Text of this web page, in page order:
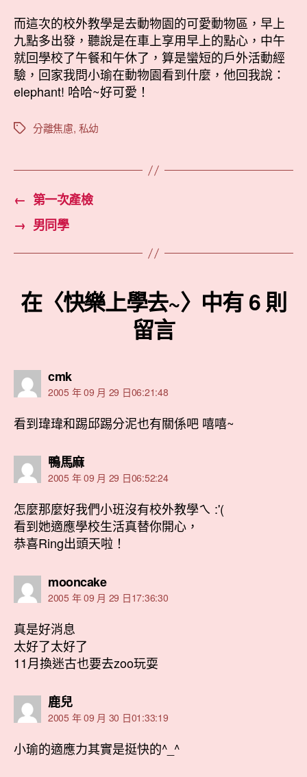
而這次的校外教學是去動物園的可愛動物區，早上
九點多出發，聽說是在車上享用早上的點心，中午
就回學校了午餐和午休了，算是蠻短的戶外活動經
驗，回家我問小瑜在動物園看到什麼，他回我說：
elephant! 哈哈~好可愛！
標
分離焦慮, 私幼
← 第一次產檢
→ 男同學
在〈快樂上學去~〉中有 6 則
留言
cmk表
示:
2005 年 09 月 29 日06:21:48
看到瑋瑋和踢邱踢分泥也有關係吧 嘻嘻~
鴨馬麻表
示:
2005 年 09 月 29 日06:52:24
怎麼那麼好我們小班沒有校外教學ㄟ :'(
看到她適應學校生活真替你開心，
恭喜Ring出頭天啦！
mooncake表
示:
2005 年 09 月 29 日17:36:30
真是好消息
太好了太好了
11月換迷古也要去zoo玩耍
鹿兒表
示:
2005 年 09 月 30 日01:33:19
小瑜的適應力其實是挺快的^_^